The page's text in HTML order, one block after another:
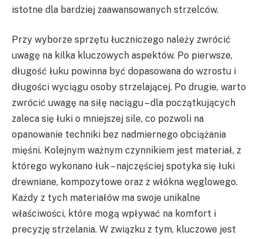
istotne dla bardziej zaawansowanych strzelców.
Przy wyborze sprzętu łuczniczego należy zwrócić
uwagę na kilka kluczowych aspektów. Po pierwsze,
długość łuku powinna być dopasowana do wzrostu i
długości wyciągu osoby strzelającej. Po drugie, warto
zwrócić uwagę na siłę naciągu – dla początkujących
zaleca się łuki o mniejszej sile, co pozwoli na
opanowanie techniki bez nadmiernego obciążania
mięśni. Kolejnym ważnym czynnikiem jest materiał, z
którego wykonano łuk – najczęściej spotyka się łuki
drewniane, kompozytowe oraz z włókna węglowego.
Każdy z tych materiałów ma swoje unikalne
właściwości, które mogą wpływać na komfort i
precyzję strzelania. W związku z tym, kluczowe jest